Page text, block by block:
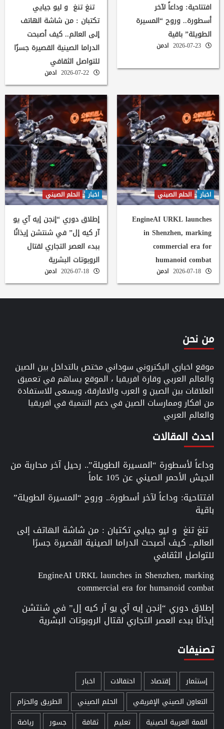
افتتاحية: وداعاً لآخر
أسطورة.. وروح “المسيرة
الطويلة” باقية
ادمن
تنغ تنغ و ليو جيايي
تكتبان : من شاشة الهاتف
إلى العالم.. كيف أصبحت
الدراما الصينية القصيرة جسرًا
للتواصل الثقافي
ادمن
اخبار الحلم الصيني
EngineAI URKL launches
in Shenzhen, marking
commercial era for
humanoid combat
ادمن
اخبار الحلم الصيني
إطلاق دوري “إنجن إيه آي يو
آر كيه إل” في شنتشن إيذانًا
ببدء العصر التجاري لقتال
الروبوتات البشرية
ادمن
من نحن
موقع اخباري اليكتروني سوداني مختص بالتداخل بين الصين
والعالم العربي وقارة افريقيا ، الموقع يساهم في تعميق
العلاقات بين الصين و العرب والافارقة، ويسعى للاستفادة
من افكار وممارسات الصين في دعم التنمية في افريقيا
والعالم العربي
احدث المقالات
وداعاً لأسطورة “المسيرة الطويلة”.. رحيل آخر محاربة من
الجيش الأحمر الصيني عن 105 عاماً
افتتاحية: وداعاً لآخر أسطورة.. وروح “المسيرة الطويلة”
باقية
تنغ تنغ و ليو جيايي تكتبان : من شاشة الهاتف إلى
العالم.. كيف أصبحت الدراما الصينية القصيرة جسرًا
للتواصل الثقافي
EngineAI URKL launches in Shenzhen, marking
commercial era for humanoid combat
إطلاق دوري “إنجن إيه آي يو آر كيه إل” في شنتشن
إيذانًا ببدء العصر التجاري لقتال الروبوتات البشرية
تصنيفات
إستثمار إقتصاد احتفالات
اخبار
التعاون الصيني الإفريقي
الحلم الصيني
الطريق والحزام
القمة العربية الصينية
تعليم ثقافة جسور رياضة